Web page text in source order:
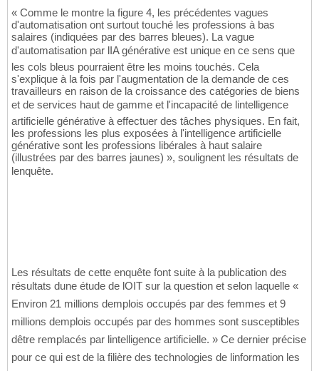
« Comme le montre la figure 4, les précédentes vagues
d'automatisation ont surtout touché les professions à bas
salaires (indiquées par des barres bleues). La vague
d'automatisation par lIA générative est unique en ce sens que
les cols bleus pourraient être les moins touchés. Cela
s'explique à la fois par l'augmentation de la demande de ces
travailleurs en raison de la croissance des catégories de biens
et de services haut de gamme et l'incapacité de lintelligence
artificielle générative à effectuer des tâches physiques. En fait,
les professions les plus exposées à l'intelligence artificielle
générative sont les professions libérales à haut salaire
(illustrées par des barres jaunes) », soulignent les résultats de
lenquête.
Les résultats de cette enquête font suite à la publication des
résultats dune étude de lOIT sur la question et selon laquelle «
Environ 21 millions demplois occupés par des femmes et 9
millions demplois occupés par des hommes sont susceptibles
dêtre remplacés par lintelligence artificielle. » Ce dernier précise
pour ce qui est de la filière des technologies de linformation les